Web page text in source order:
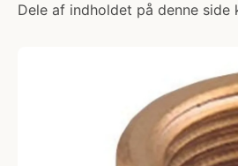
Dele af indholdet på denne